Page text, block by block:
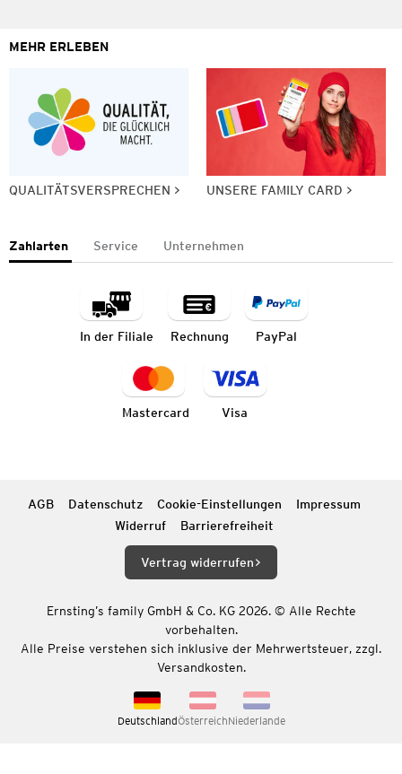
MEHR ERLEBEN
QUALITÄTSVERSPRECHEN UNSERE FAMILY CARD
Zahlarten Service Unternehmen
In der Filiale Rechnung PayPal
Mastercard Visa
AGB Datenschutz Cookie-Einstellungen
Impressum
Widerruf
Barrierefreiheit
Vertrag widerrufen
Ernsting’s family GmbH & Co. KG 2026. © Alle Rechte
vorbehalten.
Alle Preise verstehen sich inklusive der Mehrwertsteuer, zzgl.
Versandkosten.
DeutschlandÖsterreichNiederlande